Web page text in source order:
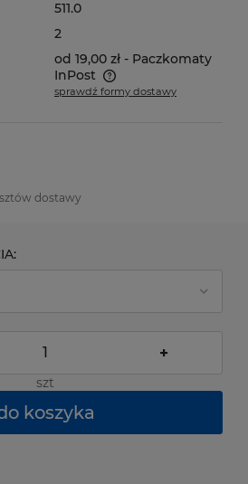
511.0
2
od 19,00 zł - Paczkomaty
InPost
kosztów płatności
sprawdź formy dostawy
dostawy
+
szt
koszyka